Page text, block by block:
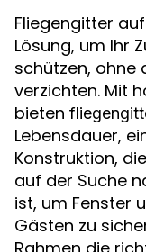
Fliegengitter
Lösung, um Ihr
schützen, ohne
verzichten. Mit
bieten
Lebensdauer,
Konstruktion,
auf der Suche
ist, um Fenster
Gästen zu